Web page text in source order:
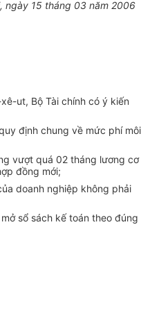
ngày 15 tháng 03 năm 2006
ut, Bộ Tài chính có ý kiến
định chung về mức phí môi
vượt quá 02 tháng lương cơ
đồng mới;
doanh nghiệp không phải
sổ sách kế toán theo đúng